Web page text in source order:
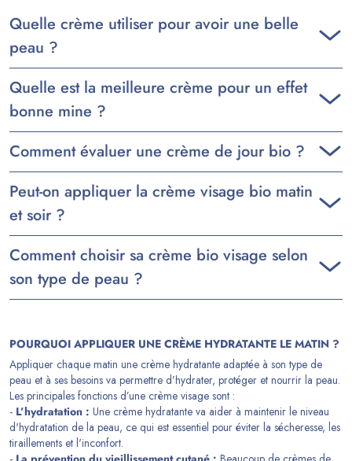
Quelle crème utiliser pour avoir une belle
peau ?
Quelle est la meilleure crème pour un effet
bonne mine ?
Comment évaluer une crème de jour bio ?
Peut-on appliquer la crème visage bio matin
et soir ?
Comment choisir sa crème bio visage selon
son type de peau ?
POURQUOI APPLIQUER UNE CRÈME HYDRATANTE LE MATIN ?
Appliquer chaque matin une crème hydratante adaptée à son type de
peau et à ses besoins va permettre d’hydrater, protéger et nourrir la peau.
Les principales fonctions d’une crème visage sont :
- L’hydratation : Une crème hydratante va aider à maintenir le niveau
d'hydratation de la peau, ce qui est essentiel pour éviter la sécheresse, les
tiraillements et l'inconfort.